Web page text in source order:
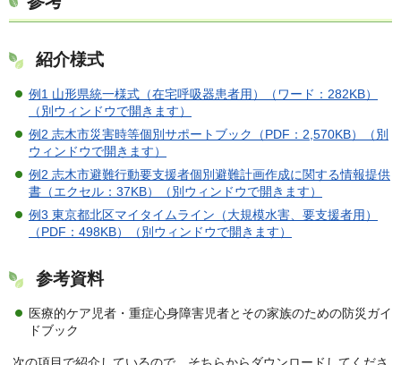
紹介様式
例1 山形県統一様式（在宅呼吸器患者用）（ワード：282KB）
（別ウィンドウで開きます）
例2 志木市災害時等個別サポートブック（PDF：2,570KB）（別
ウィンドウで開きます）
例2 志木市避難行動要支援者個別避難計画作成に関する情報提供
書（エクセル：37KB）（別ウィンドウで開きます）
例3 東京都北区マイタイムライン（大規模水害、要支援者用）
（PDF：498KB）（別ウィンドウで開きます）
参考資料
医療的ケア児者・重症心身障害児者とその家族のための防災ガイ
ドブック